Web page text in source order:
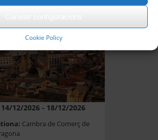
Cookie Policy
14/12/2026 - 18/12/2026
Cambra de Comerç de